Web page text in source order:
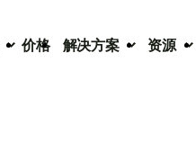
价格 解决方案 资源